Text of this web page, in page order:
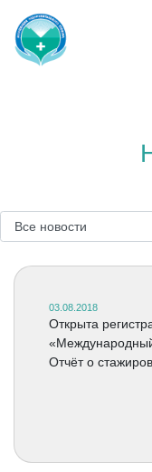
03.08.2018
Открыта
Отчёт о